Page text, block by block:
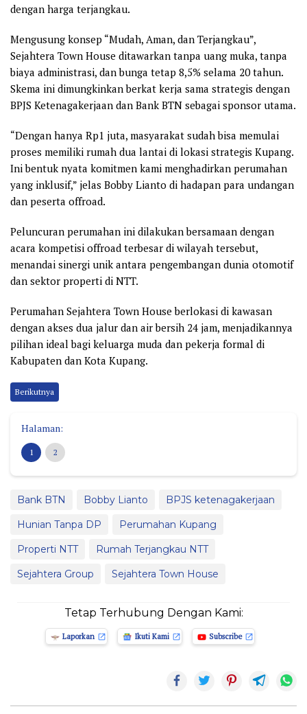
dengan harga terjangkau.
Mengusung konsep “Mudah, Aman, dan Terjangkau”,
Sejahtera Town House ditawarkan tanpa uang muka, tanpa
biaya administrasi, dan bunga tetap 8,5% selama 20 tahun.
Skema ini dimungkinkan berkat kerja sama strategis dengan
BPJS Ketenagakerjaan dan Bank BTN sebagai sponsor utama.
“Dengan hanya Rp1 juta, masyarakat sudah bisa memulai
proses memiliki rumah dua lantai di lokasi strategis Kupang.
Ini bentuk nyata komitmen kami menghadirkan perumahan
yang inklusif,” jelas Bobby Lianto di hadapan para undangan
dan peserta offroad.
Peluncuran perumahan ini dilakukan bersamaan dengan
acara kompetisi offroad terbesar di wilayah tersebut,
menandai sinergi unik antara pengembangan dunia otomotif
dan sektor properti di NTT.
Perumahan Sejahtera Town House berlokasi di kawasan
dengan akses dua jalur dan air bersih 24 jam, menjadikannya
pilihan ideal bagi keluarga muda dan pekerja formal di
Kabupaten dan Kota Kupang.
Berikutnya
Halaman:
1 2
Bank BTN Bobby Lianto
BPJS ketenagakerjaan
Hunian Tanpa DP
Perumahan Kupang
Properti NTT
Rumah Terjangkau NTT
Sejahtera Group
Sejahtera Town House
Tetap Terhubung Dengan Kami:
Laporkan Ikuti Kami Subscribe